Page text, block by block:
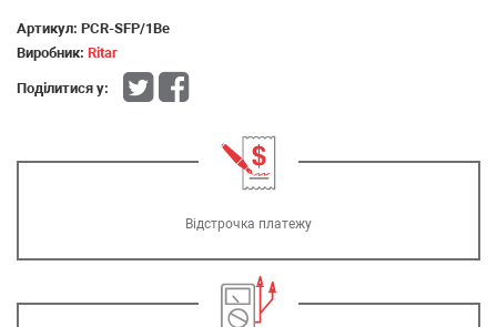
Артикул: PCR-SFP/1Be
Виробник: Ritar
Поділитися у:
Відстрочка платежу